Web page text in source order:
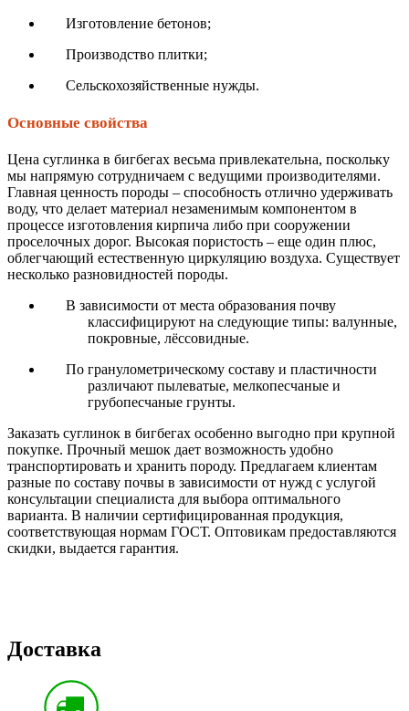
Изготовление бетонов;
Производство плитки;
Сельскохозяйственные нужды.
Основные свойства
Цена суглинка в бигбегах весьма привлекательна, поскольку
мы напрямую сотрудничаем с ведущими производителями.
Главная ценность породы – способность отлично удерживать
воду, что делает материал незаменимым компонентом в
процессе изготовления кирпича либо при сооружении
проселочных дорог. Высокая пористость – еще один плюс,
облегчающий естественную циркуляцию воздуха. Существует
несколько разновидностей породы.
В зависимости от места образования почву
классифицируют на следующие типы: валунные,
покровные, лёссовидные.
По гранулометрическому составу и пластичности
различают пылеватые, мелкопесчаные и
грубопесчаные грунты.
Заказать суглинок в бигбегах особенно выгодно при крупной
покупке. Прочный мешок дает возможность удобно
транспортировать и хранить породу. Предлагаем клиентам
разные по составу почвы в зависимости от нужд с услугой
консультации специалиста для выбора оптимального
варианта. В наличии сертифицированная продукция,
соответствующая нормам ГОСТ. Оптовикам предоставляются
скидки, выдается гарантия.
Доставка